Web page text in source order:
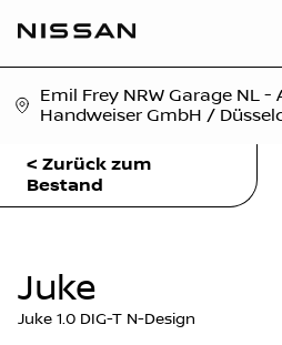
Emil Frey NRW Garage NL
Handweiser GmbH /
< Zurück zum
Bestand
Juke
Juke 1.0 DIG-T N-Design